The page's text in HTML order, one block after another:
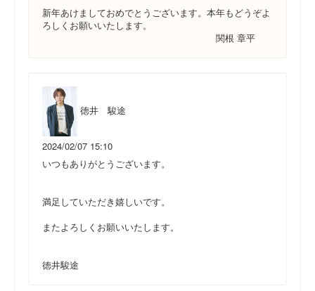
新年あけましておめでとうございます。本年もどうぞよ
ろしくお願いいたします。
関根 章平
徳井 駿途
2024/02/07 15:10
いつもありがとうございます。
満足していただき嬉しいです。
またよろしくお願いいたします。
徳井駿途